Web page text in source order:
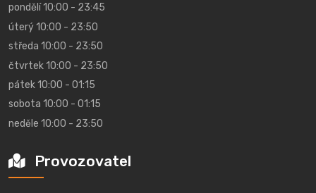
pondělí 10:00 - 23:45
úterý 10:00 - 23:50
středa 10:00 - 23:50
čtvrtek 10:00 - 23:50
pátek 10:00 - 01:15
sobota 10:00 - 01:15
neděle 10:00 - 23:50
Provozovatel